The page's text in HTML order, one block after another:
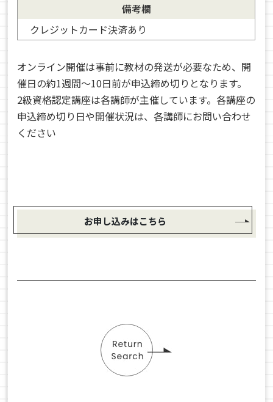
備考欄
クレジットカード決済あり
オンライン開催は事前に教材の発送が必要なため、開
催日の約1週間～10日前が申込締め切りとなります。
2級資格認定講座は各講師が主催しています。各講座の
申込締め切り日や開催状況は、各講師にお問い合わせ
ください
お申し込みはこちら